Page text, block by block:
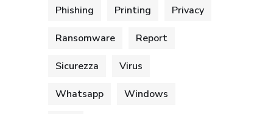
Phishing Printing Privacy
Ransomware Report
Sicurezza Virus
Whatsapp Windows